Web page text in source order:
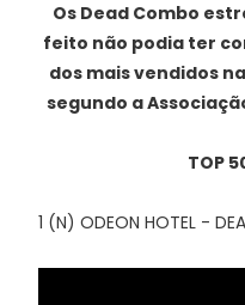
Os Dead Combo
feito não podia ter
dos mais vendidos
segundo a
TOP
1 (N) ODEON HOTEL -